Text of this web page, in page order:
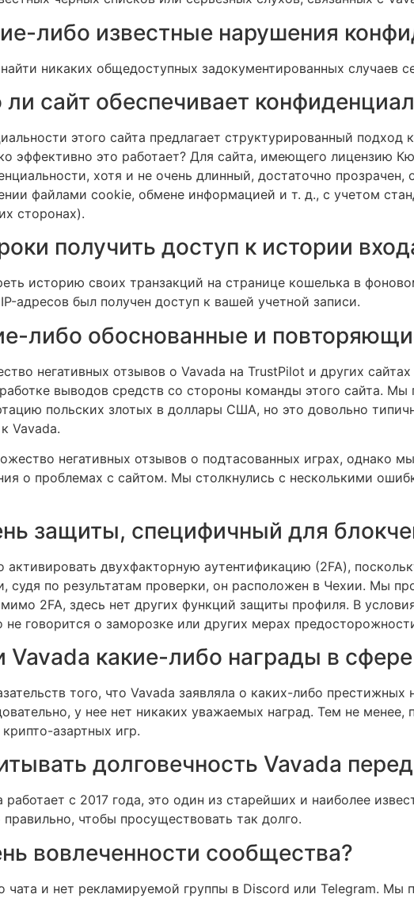
либо известные нарушения
никаких общедоступных задокументированных случаев
сайт обеспечивает
этого сайта предлагает структурированный
эффективно это работает? Для сайта, имеющего лицензию
хотя и не очень длинный, достаточно
файлами cookie, обмене информацией и т. д., с учетом
сторонах).
получить доступ к истории
историю своих транзакций на странице кошелька в
адресов был получен доступ к вашей учетной записи.
либо обоснованные и
негативных отзывов о Vavada на TrustPilot и других
выводов средств со стороны команды этого сайта. Мы
польских злотых в доллары США, но это довольно
Vavada.
негативных отзывов о подтасованных играх, однако
о проблемах с сайтом. Мы столкнулись с несколькими
защиты, специфичный для
двухфакторную аутентификацию (2FA),
судя по результатам проверки, он расположен в Чехии. Мы
2FA, здесь нет других функций защиты профиля. В
не говорится о заморозке или других мерах
Vavada какие-либо награды в
того, что Vavada заявляла о каких-либо
у нее нет никаких уважаемых наград. Тем не
азартных игр.
долговечность Vavada
работает с 2017 года, это один из старейших и наиболее
чтобы просуществовать так долго.
вовлеченности сообщества?
чата и нет рекламируемой группы в Discord или Telegram. Мы